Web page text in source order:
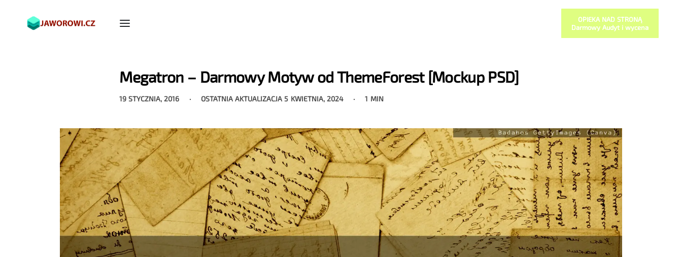
OPIEKA NAD STRONĄ
Darmowy Audyt i wycena
Megatron – Darmowy Motyw od ThemeForest [Mockup PSD]
19 STYCZNIA, 2016 OSTATNIA AKTUALIZACJA 5 KWIETNIA, 2024 1 MIN